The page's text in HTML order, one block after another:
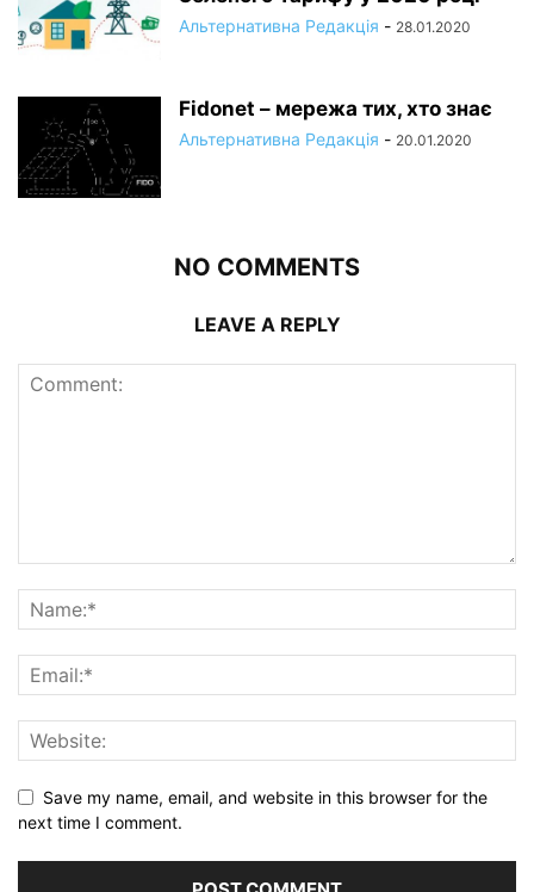
Альтернативна Редакція - 28.01.2020
Fidonet – мережа тих, хто знає
Альтернативна Редакція - 20.01.2020
NO COMMENTS
LEAVE A REPLY
Save my name, email, and website in this browser for the
next time I comment.